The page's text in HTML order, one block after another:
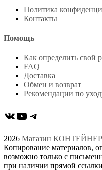
Политика
Контакты
Помощь
Как определить свой
FAQ
Доставка
Обмен и возврат
Рекомендации по
ВКонтакте
YouTube
Telegram
2026 Магазин КОНТЕЙНЕР
Копирование материалов,
возможно только с
при наличии прямой